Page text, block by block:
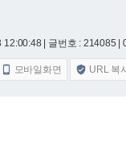
12:00:48 | 글번호 : 214085 |
 모바일화면  URL 복